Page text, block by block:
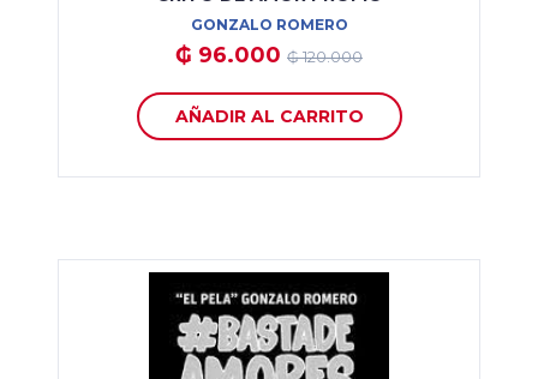
GONZALO ROMERO
₲ 96.000 ₲ 120.000
AÑADIR AL CARRITO